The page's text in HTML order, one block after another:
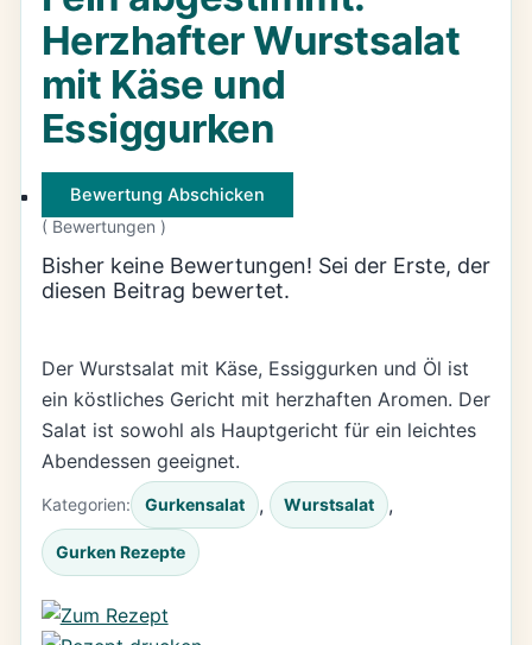
Herzhafter Wurstsalat
mit Käse und
Essiggurken
Bewertung Abschicken
( Bewertungen )
Bisher keine Bewertungen! Sei der Erste, der
diesen Beitrag bewertet.
Der Wurstsalat mit Käse, Essiggurken und Öl ist
ein köstliches Gericht mit herzhaften Aromen. Der
Salat ist sowohl als Hauptgericht für ein leichtes
Abendessen geeignet.
Kategorien: Gurkensalat , Wurstsalat ,
Gurken Rezepte